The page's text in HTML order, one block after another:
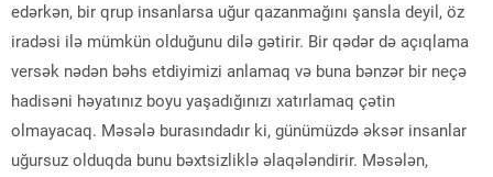
edərkən, bir qrup insanlarsa uğur qazanmağını şansla deyil, öz
iradəsi ilə mümkün olduğunu dilə gətirir. Bir qədər də açıqlama
versək nədən bəhs etdiyimizi anlamaq və buna bənzər bir neçə
hadisəni həyatınız boyu yaşadığınızı xatırlamaq çətin
olmayacaq. Məsələ burasındadır ki, günümüzdə əksər insanlar
uğursuz olduqda bunu bəxtsizliklə əlaqələndirir. Məsələn,